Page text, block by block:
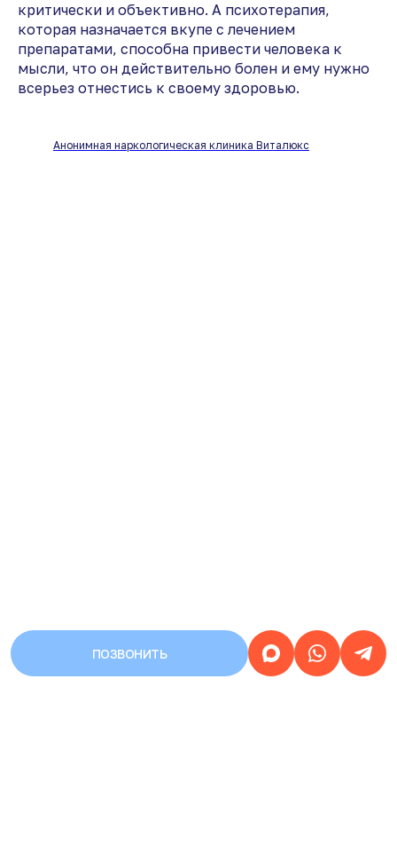
критически и объективно. А психотерапия,
которая назначается вкупе с лечением
препаратами, способна привести человека к
мысли, что он действительно болен и ему нужно
всерьез отнестись к своему здоровью.
Анонимная наркологическая клиника Виталюкс
ПОЗВОНИТЬ